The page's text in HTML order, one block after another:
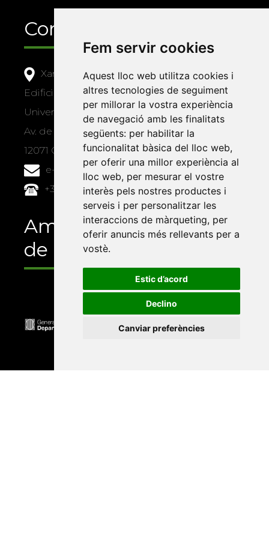
Fem servir cookies
Aquest lloc web utilitza cookies i
altres tecnologies de seguiment
per millorar la vostra experiència
de navegació amb les finalitats
següents: per habilitar la
funcionalitat bàsica del lloc web,
per oferir una millor experiència al
lloc web, per mesurar el vostre
interès pels nostres productes i
serveis i per personalitzar les
interaccions de màrqueting, per
oferir anuncis més rellevants per a
vostè.
Estic d’acord
Declino
Canviar preferències
Contacte
Xarxa Vives d'Universitats
Edifici Àgora
Universitat Jaume I, local 10
Av. de Vicent Sos Baynat, s/n
12071 Castelló de la Plana
e-buc@vives.org
+34 964 72 89 93
Amb el suport
de